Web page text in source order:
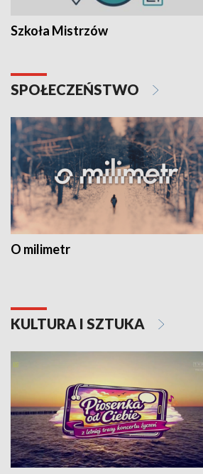
Szkoła Mistrzów
SPOŁECZEŃSTWO
O milimetr
KULTURA I SZTUKA